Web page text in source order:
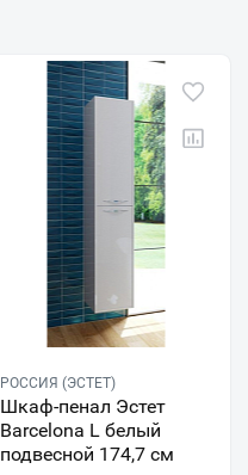
РОССИЯ (ЭСТЕТ)
Шкаф-пенал Эстет
Barcelona L белый
подвесной 174,7 см